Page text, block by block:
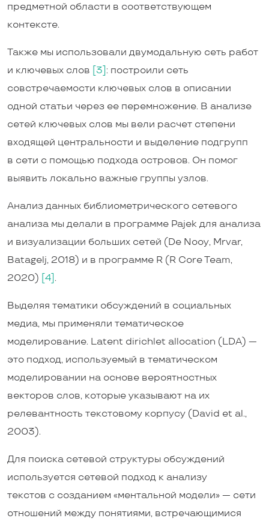
предметной области в соответствующем
контексте.
Также мы использовали двумодальную сеть работ
и ключевых слов
[3] : построили сеть
совстречаемости ключевых слов в описании
одной статьи через ее перемножение. В анализе
сетей ключевых слов мы вели расчет степени
входящей центральности и выделение подгрупп
в сети с помощью подхода островов. Он помог
выявить локально важные группы узлов.
Анализ данных библиометрического сетевого
анализа мы делали в программе Pajek для анализа
и визуализации больших сетей (De Nooy, Mrvar,
Batagelj, 2018) и в программе R (R Core Team,
2020) [4] .
Выделяя тематики обсуждений в социальных
медиа, мы применяли тематическое
моделирование. Latent dirichlet allocation (LDA) —
это подход, используемый в тематическом
моделировании на основе вероятностных
векторов слов, которые указывают на их
релевантность текстовому корпусу (David et al.,
2003).
Для поиска сетевой структуры обсуждений
используется сетевой подход к анализу
текстов с созданием «ментальной модели» — сети
отношений между понятиями, встречающимися